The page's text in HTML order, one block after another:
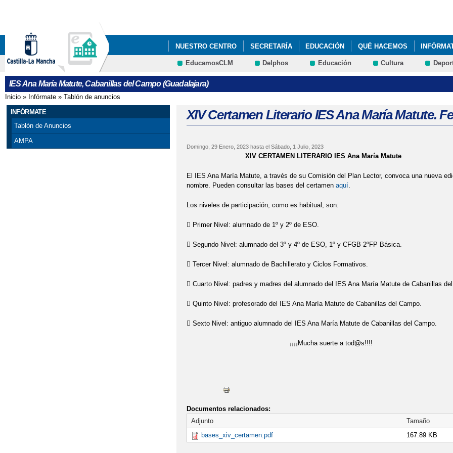
NUESTRO CENTRO SECRETARÍA EDUCACIÓN QUÉ HACEMOS
"PREMATRÍCULA" PARA ELECCIÓN DE MATERIAS EN EL CURSO 2020-21. LISTADO
OPTATIVAS.
"PREMATRÍCULA" PARA LA ELECCIÓN DE MATERIAS EN EL CURSO 2021-22. PLAZO
ADMISIÓN CICLOS FORMATIVOS FORMACIÓN PROFESIONAL PARA CURSO 2026-27
ALUMNADO DE REALIZA CAMBIO CENTRO O ETAPA: PROCESO DE ADMISIÓN PARA
ANUNCIOS URGENTES: APERTURA EXTRAORDINARIA AL PUBLICO EL 10 DE JUNIO
ATENCIÓN: INFORMACIÓN DE CONTACTO DURANTE LA CRISIS SANITARIA
AVISO IMPORTANTE SOBRE EL BILINGÜISMO DE 1º ESO AVISO URGENTE
AVISO: CORRECCIÓN LIBRO DE MATEMÁTICAS APLICADAS A LAS CC SOCIELES DE
ABIERTO EL PLAZO DE SOLICITUD DE CICLOS FORMATIVOS DE GRADO MEDIO Y
ACCESO A LOS BORRADORES DE LOS CURRÍCULOS DE ESO Y BACHILLERATO
BAREMO DEFINITIVO Y ADJUDICACIÓN PROVISIONAL DEL PROCESO DE ADMISIÓN
2020/2021
CABANILLAS DIVERSA Y CULTA COLEGIO
EducamosCLM Delphos Educación Cultura
IES Ana María Matute, Cabanillas del Campo (Guadalajara)
Se encuentra usted aquí
Inicio » Infórmate » Tablón de anuncios
INFÓRMATE
Tablón de Anuncios
AMPA
XIV Certamen Literario IES Ana María Matute.
Domingo, 29 Enero, 2023hasta el Sábado, 1 Julio, 2023
XIV CERTAMEN LITERARIO IES Ana María Matute
El IES Ana María Matute, a través de su Comisión del Plan Lector, convoca una nueva
nombre. Pueden consultar las bases del certamen aquí.
Los niveles de participación, como es habitual, son:
 Primer Nivel: alumnado de 1º y 2º de ESO.
 Segundo Nivel: alumnado del 3º y 4º de ESO, 1º y CFGB 2ºFP Básica.
 Tercer Nivel: alumnado de Bachillerato y Ciclos Formativos.
 Cuarto Nivel: padres y madres del alumnado del IES Ana María Matute de Cabanillas
 Quinto Nivel: profesorado del IES Ana María Matute de Cabanillas del Campo.
 Sexto Nivel: antiguo alumnado del IES Ana María Matute de Cabanillas del Campo.
¡¡¡¡Mucha suerte a tod@s!!!!
Documentos relacionados:
Adjunto
Tamaño
bases_xiv_certamen.pdf
167.89 KB